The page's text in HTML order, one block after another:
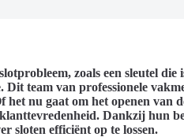
zoals een sleutel die
team van professionele
het nu gaat om het openen van
Dankzij hun
sloten efficiënt op te lossen.